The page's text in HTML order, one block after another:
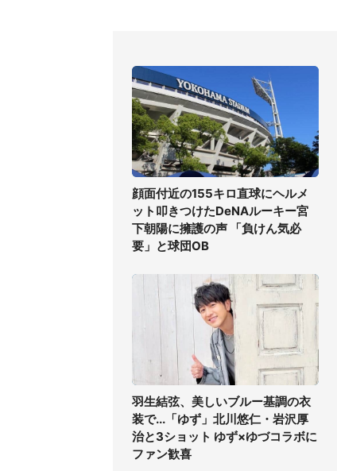
顔面付近の155キロ直球にヘルメ
ット叩きつけたDeNAルーキー宮
下朝陽に擁護の声 「負けん気必
要」と球団OB
羽生結弦、美しいブルー基調の衣
装で...「ゆず」北川悠仁・岩沢厚
治と3ショット ゆず×ゆづコラボに
ファン歓喜